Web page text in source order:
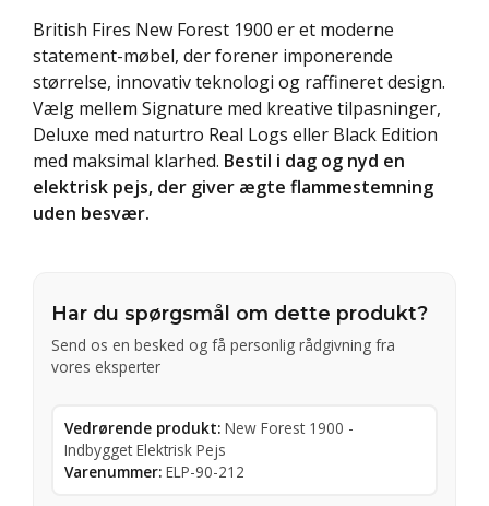
British Fires New Forest 1900 er et moderne
statement-møbel, der forener imponerende
størrelse, innovativ teknologi og raffineret design.
Vælg mellem Signature med kreative tilpasninger,
Deluxe med naturtro Real Logs eller Black Edition
med maksimal klarhed. Bestil i dag og nyd en
elektrisk pejs, der giver ægte flammestemning
uden besvær.
Har du spørgsmål om dette produkt?
Send os en besked og få personlig rådgivning fra
vores eksperter
Vedrørende produkt: New Forest 1900 -
Indbygget Elektrisk Pejs
Varenummer: ELP-90-212